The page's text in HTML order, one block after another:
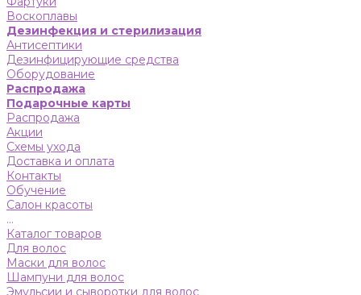
Воскоплавы
Дезинфекция и стерилизация
Антисептики
Дезинфицирующие средства
Оборудование
Распродажа
Подарочные карты
Распродажа
Акции
Схемы ухода
Доставка и оплата
Контакты
Обучение
Салон красоты
...
Каталог товаров
Для волос
Маски для волос
Шампуни для волос
Эмульсии и сыворотки для волос